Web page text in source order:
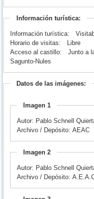
Información turística:
Información turística:
Horario de visitas:
Libre
Acceso al castillo:
Junto a
Sagunto-Nules
Datos de las imágenes:
Imagen 1
Autor: Pablo Schnell
Archivo / Depósito: AEAC
Imagen 2
Autor: Pablo Schnell
Archivo / Depósito: